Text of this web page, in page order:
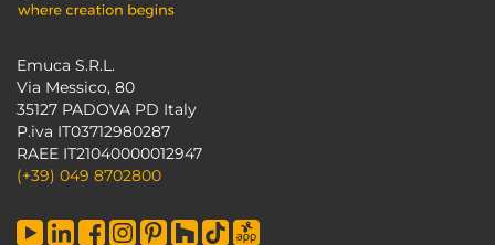
Emuca S.R.L.
Via Messico, 80
35127 PADOVA PD Italy
P.iva IT03712980287
RAEE IT21040000012947
(+39) 049 8702800